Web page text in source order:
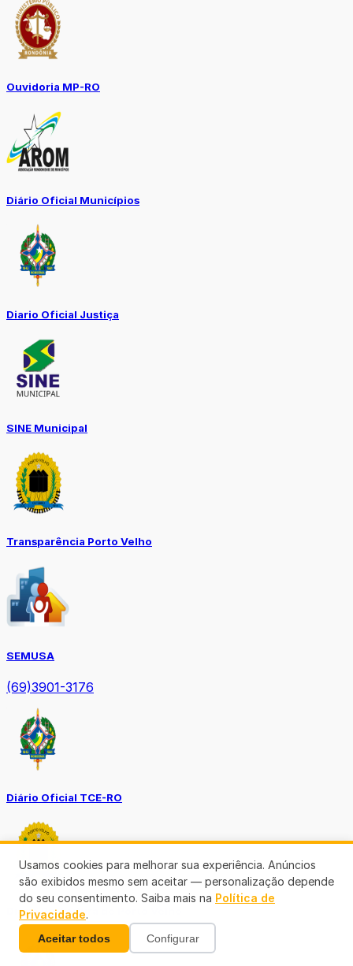
Ouvidoria MP-RO
Diário Oficial Municípios
Diario Oficial Justiça
SINE Municipal
Transparência Porto Velho
SEMUSA
(69)3901-3176
Diário Oficial TCE-RO
Diário Prefeitura de Porto Velho
Usamos cookies para melhorar sua experiência. Anúncios
são exibidos mesmo sem aceitar — personalização depende
do seu consentimento. Saiba mais na Política de
Privacidade.
Aceitar todos Configurar